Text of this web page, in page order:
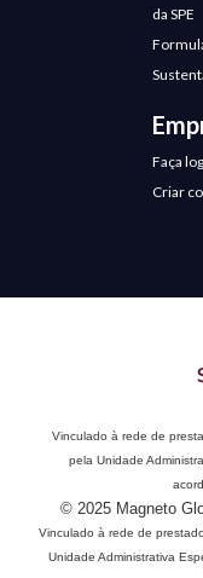
da SPE
Faça
Criar
Vinculado à rede de
pela Unidade
© 2025 Magneto
Vinculado à rede de
Unidade Administrativa